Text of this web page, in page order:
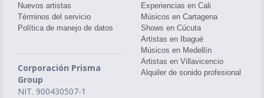
Nuevos artistas
Términos del servicio
Política de manejo de datos
Corporación Prisma
Group
NIT. 900430507-1
Experiencias en Cali
Músicos en Cartagena
Shows en Cúcuta
Artistas en Ibagué
Músicos en Medellín
Artistas en Villavicencio
Alquiler de sonido profesional